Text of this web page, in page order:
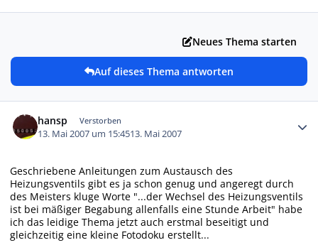
Neues Thema starten
Auf dieses Thema antworten
hansp Verstorben
13. Mai 2007 um 15:4513. Mai 2007
Geschriebene Anleitungen zum Austausch des
Heizungsventils gibt es ja schon genug und angeregt durch
des Meisters kluge Worte "...der Wechsel des Heizungsventils
ist bei mäßiger Begabung allenfalls eine Stunde Arbeit" habe
ich das leidige Thema jetzt auch erstmal beseitigt und
gleichzeitig eine kleine Fotodoku erstellt...